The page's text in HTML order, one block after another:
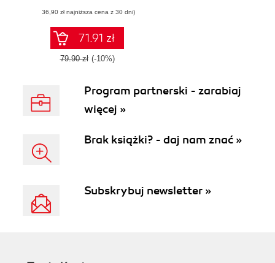
(36,90 zł najniższa cena z 30 dni)
71.91 zł
79.90 zł (-10%)
Program partnerski - zarabiaj
więcej »
Brak książki? - daj nam znać »
Subskrybuj newsletter »